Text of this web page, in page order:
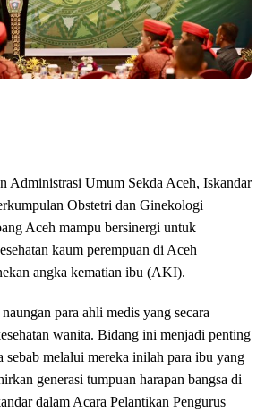
Administrasi Umum Sekda Aceh, Iskandar
Obstetri dan Ginekologi
Aceh mampu bersinergi untuk
kaum perempuan di Aceh
angka kematian ibu (AKI).
para ahli medis yang secara
wanita. Bidang ini menjadi penting
sebab melalui mereka inilah para ibu yang
generasi tumpuan harapan bangsa di
dalam Acara Pelantikan Pengurus